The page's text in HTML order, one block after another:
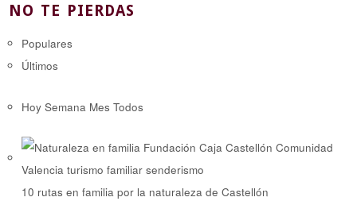
NO TE PIERDAS
Populares
Últimos
Hoy Semana Mes Todos
10 rutas en familia por la naturaleza de Castellón